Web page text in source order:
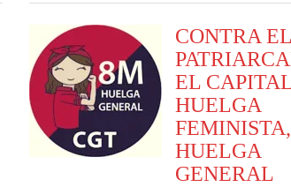
CONTRA EL
EL
HUELGA
FEMINISTA,
HUELGA
GENERAL